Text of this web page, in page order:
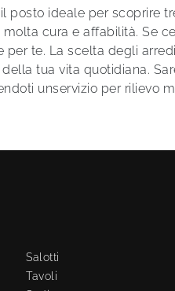
posto ideale per scoprire
cura e affabilità. Se
te. La scelta degli
tua vita quotidiana.
unservizio per rilievo
Salotti
Tavoli